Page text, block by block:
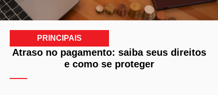
PRINCIPAIS
Atraso no pagamento: saiba seus direitos
e como se proteger